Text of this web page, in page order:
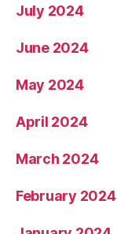
July 2024
June 2024
May 2024
April 2024
March 2024
February 2024